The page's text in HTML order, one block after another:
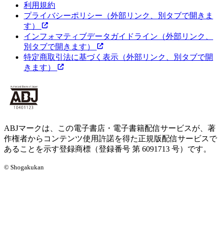
利用規約
プライバシーポリシー （外部リンク、別タブで開きま
す）
インフォマティブデータガイドライン （外部リンク、
別タブで開きます）
特定商取引法に基づく表示 （外部リンク、別タブで開
きます）
ABJマークは、この電子書店・電子書籍配信サービスが、著
作権者からコンテンツ使用許諾を得た正規版配信サービスで
あることを示す登録商標（登録番号 第 6091713 号）です。
© Shogakukan